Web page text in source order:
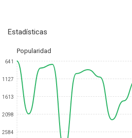
Estadísticas
Popularidad
641
1127
1613
2098
2584